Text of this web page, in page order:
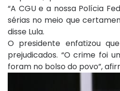
“A CGU e a nossa Polícia
sérias no meio que
disse Lula.
O presidente enfatizou
prejudicados. “O crime foi
foram no bolso do povo”,